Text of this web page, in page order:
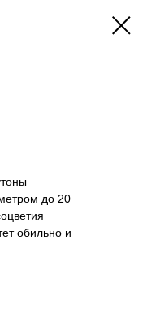
до 20
обильно и